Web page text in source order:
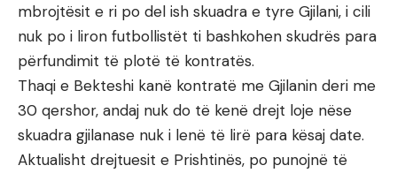
mbrojtësit e ri po del ish skuadra e tyre Gjilani, i cili
nuk po i liron futbollistët ti bashkohen skudrës para
përfundimit të plotë të kontratës.
Thaqi e Bekteshi kanë kontratë me Gjilanin deri me
30 qershor, andaj nuk do të kenë drejt loje nëse
skuadra gjilanase nuk i lenë të lirë para kësaj date.
Aktualisht drejtuesit e Prishtinës, po punojnë të